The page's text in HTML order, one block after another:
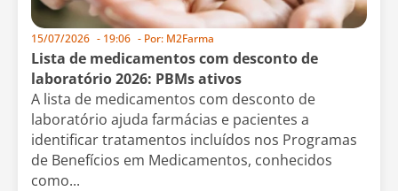
15/07/2026 - 19:06 - Por: M2Farma
Lista de medicamentos com desconto de
laboratório 2026: PBMs ativos
A lista de medicamentos com desconto de
laboratório ajuda farmácias e pacientes a
identificar tratamentos incluídos nos Programas
de Benefícios em Medicamentos, conhecidos
como...